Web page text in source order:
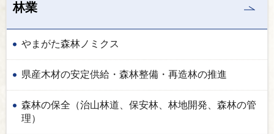
林業
やまがた森林ノミクス
県産木材の安定供給・森林整備・再造林の推進
森林の保全（治山林道、保安林、林地開発、森林の管
理）